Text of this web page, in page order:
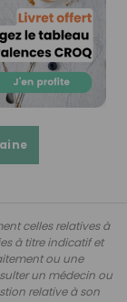
celles relatives à
à titre indicatif et
ou une
un médecin ou
relative à son